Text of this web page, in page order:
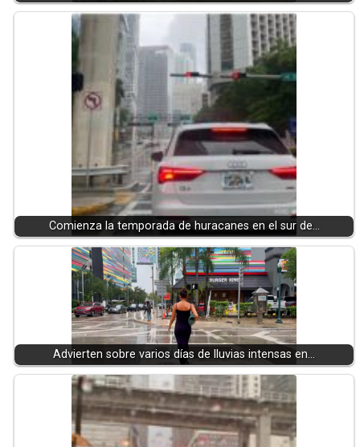
Comienza la temporada de huracanes en el sur de…
Advierten sobre varios días de lluvias intensas en…